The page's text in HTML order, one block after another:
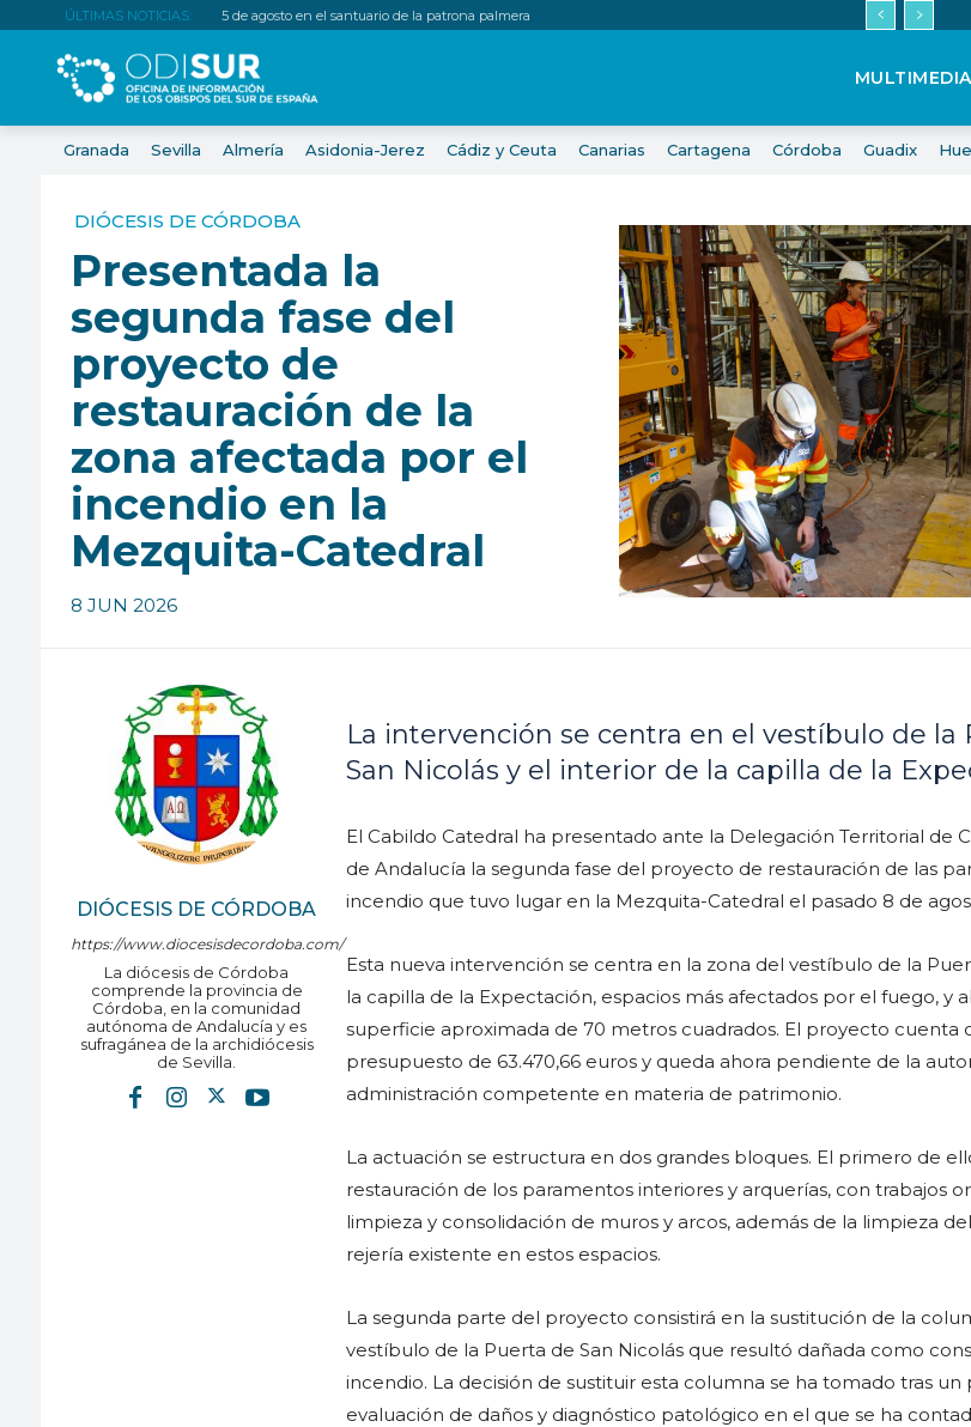
ÚLTIMAS NOTICIAS: 5 de agosto en el santuario de la patrona palmera
MULTIMEDIA
Granada Sevilla Almería Asidonia-Jerez Cádiz y Ceuta Canarias Cartagena Córdoba Guadix
DIÓCESIS DE CÓRDOBA
Presentada la
segunda fase del
proyecto de
restauración de la
zona afectada por el
incendio en la
Mezquita-Catedral
8 JUN 2026
DIÓCESIS DE CÓRDOBA
https://www.diocesisdecordoba.com/
La diócesis de Córdoba
comprende la provincia de
Córdoba, en la comunidad
autónoma de Andalucía y es
sufragánea de la archidiócesis
de Sevilla.
La intervención se centra en el vestíbulo de la
San Nicolás y el interior de la capilla de la
El Cabildo Catedral ha presentado ante la Delegación Territorial de
de Andalucía la segunda fase del proyecto de restauración de las
incendio que tuvo lugar en la Mezquita-Catedral el pasado 8 de
Esta nueva intervención se centra en la zona del vestíbulo de la
la capilla de la Expectación, espacios más afectados por el fuego, y
superficie aproximada de 70 metros cuadrados. El proyecto cuenta
presupuesto de 63.470,66 euros y queda ahora pendiente de la
administración competente en materia de patrimonio.
La actuación se estructura en dos grandes bloques. El primero de
restauración de los paramentos interiores y arquerías, con trabajos
limpieza y consolidación de muros y arcos, además de la limpieza
rejería existente en estos espacios.
La segunda parte del proyecto consistirá en la sustitución de la
vestíbulo de la Puerta de San Nicolás que resultó dañada como
incendio. La decisión de sustituir esta columna se ha tomado tras un
evaluación de daños y diagnóstico patológico en el que se ha